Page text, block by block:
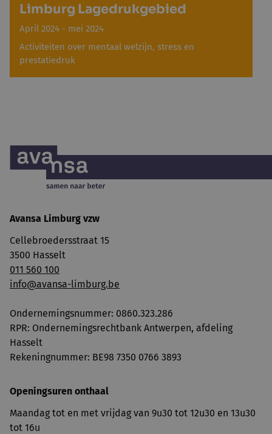
Limburg Lagedrukgebied
April 2024 - mei 2024
Activiteiten over mentaal welzijn, stress en
prestatiedruk
Avansa Limburg vzw
Cellebroedersstraat 15
3500 Hasselt
011 560 100
info@avansa-limburg.be
Ondernemingsnummer: ​0860.323.286
RPR: Ondernemingsrechtbank Antwerpen, afdeling
Hasselt
Rekeningnummer: BE98 7350 0766 3893
Openingsuren onthaal
Maandag tot en met vrijdag van 9u30 tot 12u30 en 13u30
tot 16u